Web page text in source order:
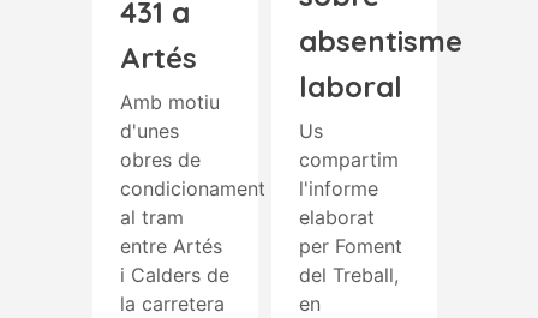
431 a
Artés
Amb motiu
d'unes
obres de
condicionament
al tram
entre Artés
i Calders de
la carretera
absentisme
laboral
Us
compartim
l'informe
elaborat
per Foment
del Treball,
en